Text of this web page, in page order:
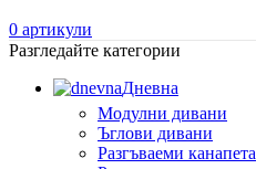
0 артикули
Разгледайте категории
Дневна
Модулни дивани
Ъглови дивани
Разгъваеми канапета